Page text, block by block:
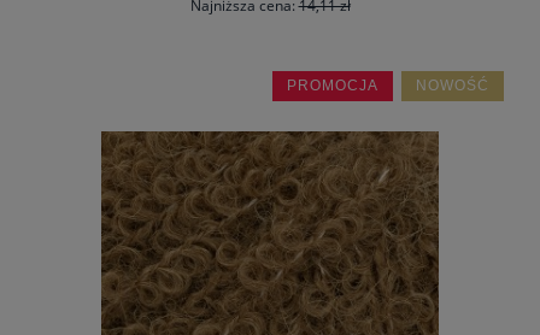
Najniższa cena:14,11 zł
do koszyka
PROMOCJA NOWOŚĆ